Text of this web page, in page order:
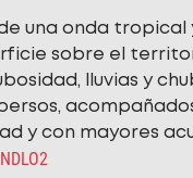
una onda tropical
sobre el
lluvias y
y con mayores